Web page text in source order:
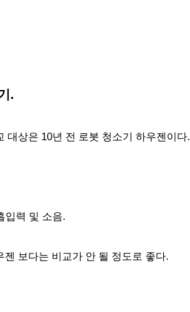
.
대상은 10년 전 로봇 청소기 하우젠이다.
입력 및 소음.
젠 보다는 비교가 안 될 정도로 좋다.